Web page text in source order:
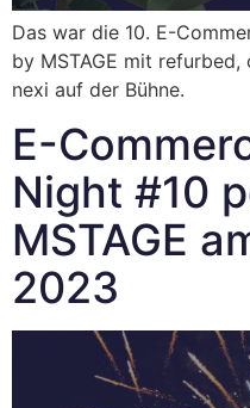
Das war die 10. E-
by MSTAGE mit refurbed,
nexi auf der Bühne.
E-
Night #10
MSTAGE
2023